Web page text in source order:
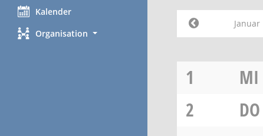
Kalender
Organisation
Januar
1
MI
2
DO